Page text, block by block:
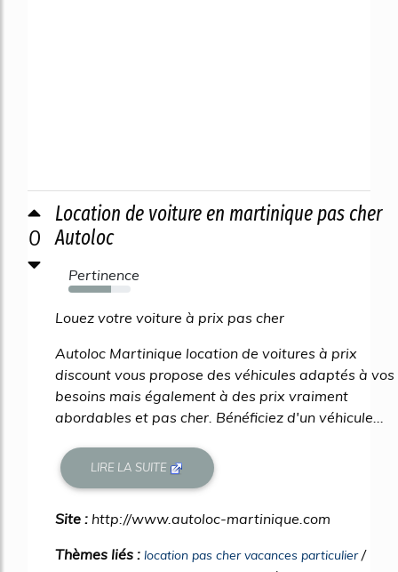
0
Location de voiture en martinique pas cher
Autoloc
Pertinence
68%
Louez votre voiture à prix pas cher
Autoloc Martinique location de voitures à prix
discount vous propose des véhicules adaptés à vos
besoins mais également à des prix vraiment
abordables et pas cher. Bénéficiez d'un véhicule...
LIRE LA SUITE
Site : http://www.autoloc-martinique.com
Thèmes liés : location pas cher vacances particulier/